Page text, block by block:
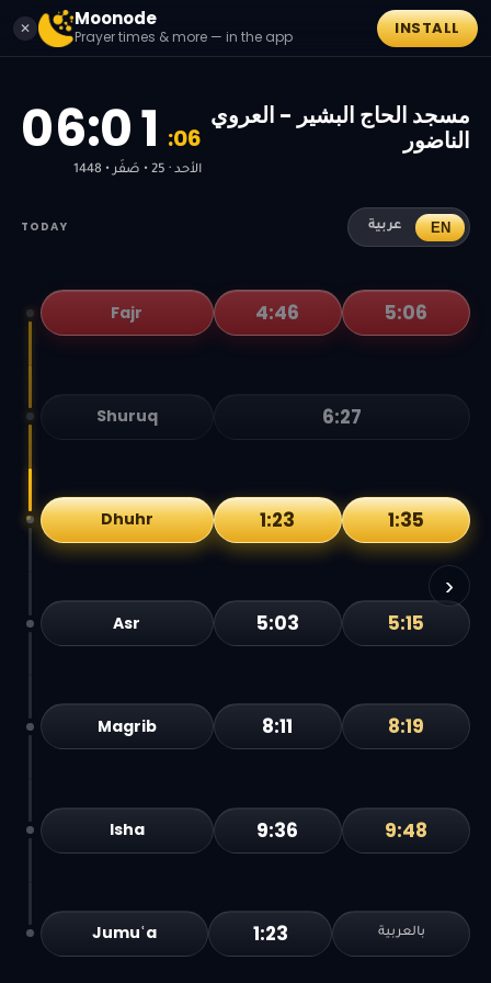
✕ Moonode
Prayer times & more — in the app INSTALL
06:01 :07
الأحد · 25 • صَفَر • 1448
مسجد الحاج البشير - العروي
الناضور
TODAY عربية EN
›
Fajr 4:46 5:06
Shuruq 6:27
Dhuhr 1:23 1:35
Asr 5:03 5:15
Magrib 8:11 8:19
Isha 9:36 9:48
Jumuʿa 1:23 بالعربية